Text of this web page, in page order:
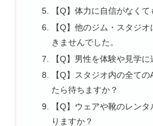
【Q】体力に自信がなく
【Q】他のジム・スタジ
きませんでした。
【Q】男性を体験や見学
【Q】スタジオ内の全て
たら待ちますか？
【Q】ウェアや靴のレン
りますか？